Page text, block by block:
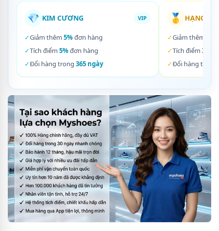
💎 KIM CƯƠNG VIP
✓Giảm thêm 5%đơn hàng
✓Tích điểm 5%đơn hàng
✓Đổi hàng trong 365 ngày
🥇 HẠNG
✓Giảm thêm
✓Tích điểm 3%
✓Đổi hàng trong